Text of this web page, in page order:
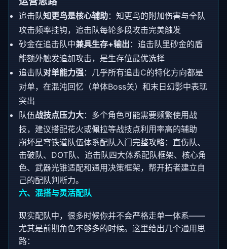
追击队知更鸟是核心辅助：知更鸟的附加伤害与全队
攻击频率挂钩，追击队每轮多段攻击完美触发
砂金在追击队中兼具生存+输出 ：追击队里砂金的盾
能额外触发追加攻击，是生存位最优选择
追击队对单能力强：几乎所有追击C的特化方向都是
对单，在混沌回忆（单体Boss关）和末日幻影中表现
突出
队伍战技点压力大：多个角色可能需要频繁使用战
技，建议搭配花火或佩拉等战技点利用率高的辅助
崩坏星穹铁道队伍体系配队入门完整攻略：直伤队、
击破队、DOT队、追击队四大体系配队框架、核心角
色、武器光锥适配和通用决策框架，帮开拓者建立自
己的配队判断力。
六、混搭与灵活配队
现实配队中，很多时候你并不会严格走单一体系——
尤其是前期角色不够多的时候。这里给出几个通用思
路：